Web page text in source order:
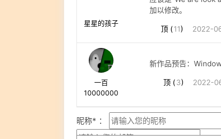
星星的孩子
加以修改。
顶 (11) 2022-
一百
10000000
新作品预告：
顶 (3) 2022-
昵称* ：